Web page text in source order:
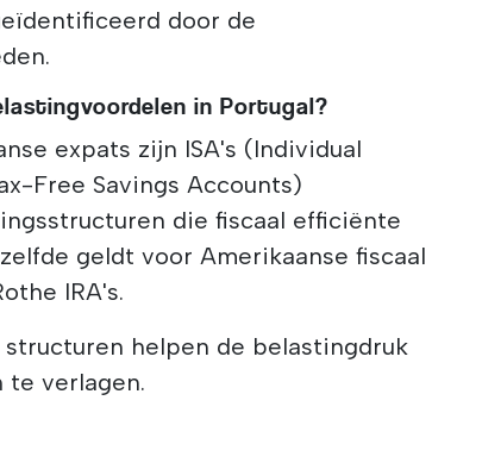
door de
in Portugal?
expats zijn ISA's (Individual
Free Savings Accounts)
die fiscaal efficiënte
geldt voor Amerikaanse fiscaal
IRA's.
helpen de belastingdruk
verlagen.